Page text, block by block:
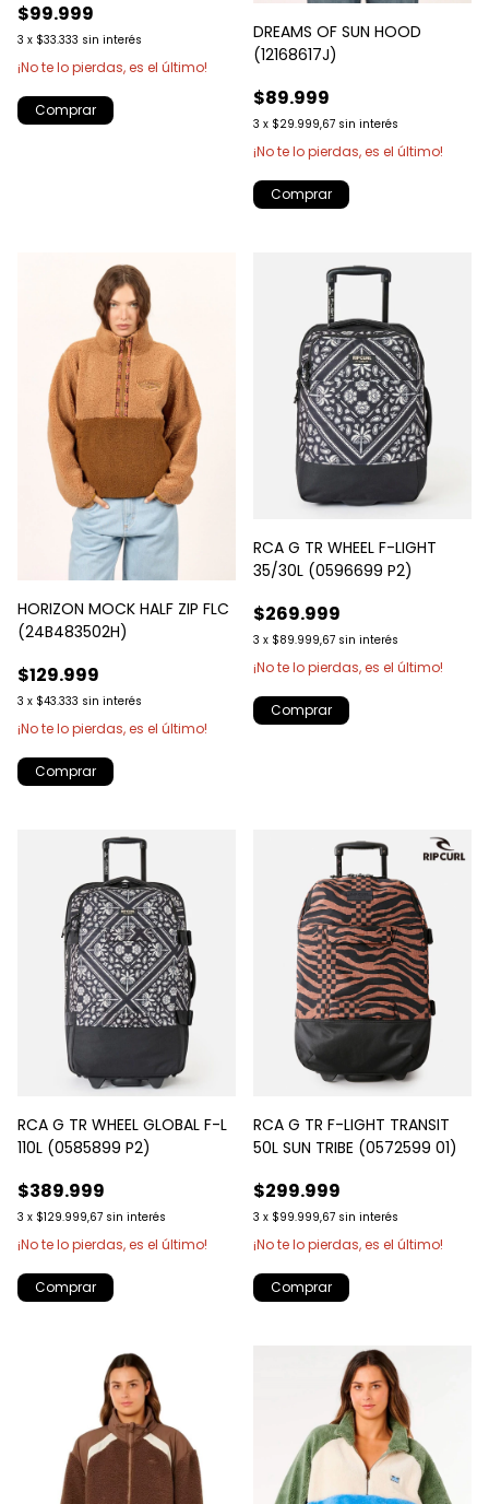
$99.999
3 x $33.333 sin interés
¡No te lo pierdas, es el último!
Comprar
DREAMS OF SUN HOOD
(12168617J)
$89.999
3 x $29.999,67 sin interés
¡No te lo pierdas, es el último!
Comprar
HORIZON MOCK HALF ZIP FLC
(24B483502H)
$129.999
3 x $43.333 sin interés
¡No te lo pierdas, es el último!
Comprar
RCA G TR WHEEL F-LIGHT
35/30L (0596699 P2)
$269.999
3 x $89.999,67 sin interés
¡No te lo pierdas, es el último!
RCA G TR WHEEL GLOBAL F-L
110L (0585899 P2)
$389.999
3 x $129.999,67 sin interés
¡No te lo pierdas, es el último!
RCA G TR F-LIGHT TRANSIT
50L SUN TRIBE (0572599 01)
$299.999
3 x $99.999,67 sin interés
¡No te lo pierdas, es el último!